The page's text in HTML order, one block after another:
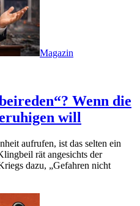
Magazin
Wenn die
will
aufrufen, ist das selten ein
rät angesichts der
dazu, „Gefahren nicht